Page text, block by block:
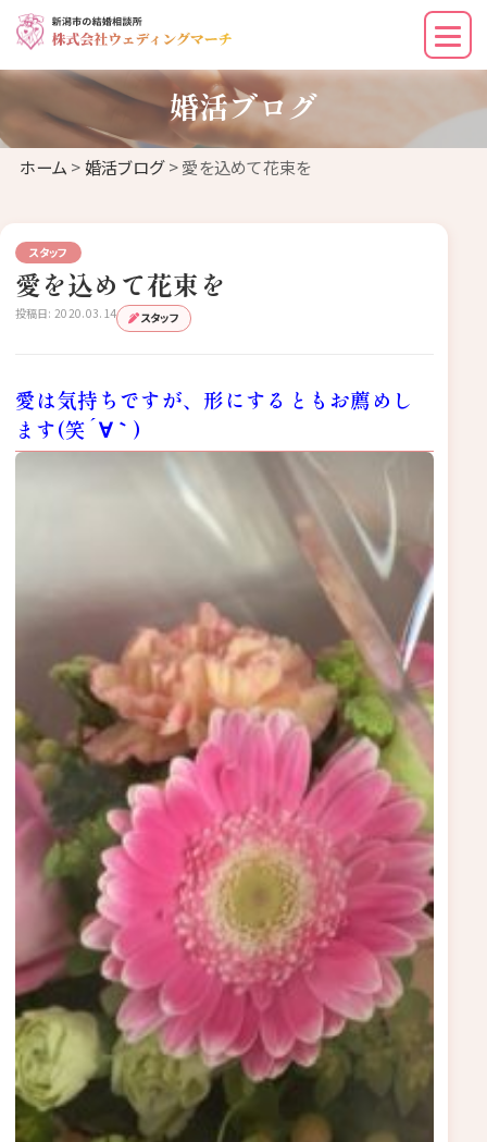
婚活ブログ
ホーム >婚活ブログ> 愛を込めて花束を
スタッフ
愛を込めて花束を
投稿日: 2020.03.14 スタッフ
愛は気持ちですが、形にするともお薦めし
ます(笑´∀｀)